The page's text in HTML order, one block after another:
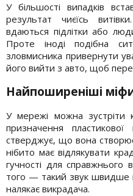
У більшості випадків
результат чиєїсь
вдаються підлітки або
Проте іноді подібна
зловмисника привернути
його вийти з авто, щоб
Найпоширеніші
У мережі можна зустріти
призначення
стверджує, що вона
нібито має відлякувати
гучності для справжнього
того — такий звук швидше
налякає викрадача.